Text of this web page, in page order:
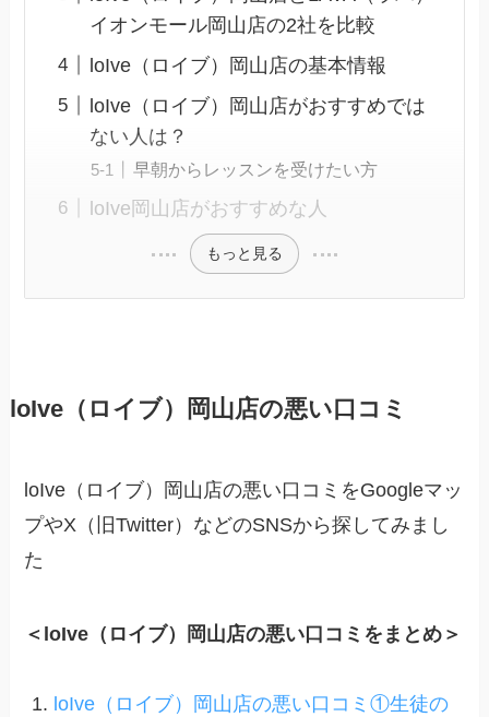
イオンモール岡山店の2社を比較
loIve（ロイブ）岡山店の基本情報
loIve（ロイブ）岡山店がおすすめでは
ない人は？
早朝からレッスンを受けたい方
loIve岡山店がおすすめな人
もっと見る
loIve（ロイブ）岡山店の悪い口コミ
loIve（ロイブ）岡山店の悪い口コミをGoogleマッ
プやX（旧Twitter）などのSNSから探してみまし
た
＜loIve（ロイブ）岡山店の悪い口コミをまとめ＞
loIve（ロイブ）岡山店の悪い口コミ①生徒の